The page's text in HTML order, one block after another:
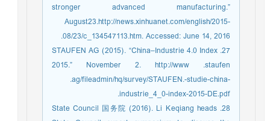
stronger advanced manufacturing.”
August23.http://news.xinhuanet.com/english/2015-
08/23/c_134547113.htm. Accessed: June 14, 2016.
27. STAUFEN AG (2015). “China–Industrie 4.0 Index
2015.” November 2. http://www .staufen
.ag/fileadmin/hq/survey/STAUFEN.-studie-china-
industrie_4_0-index-2015-DE.pdf.
28. State Council 国务院 (2016). Li Keqiang heads